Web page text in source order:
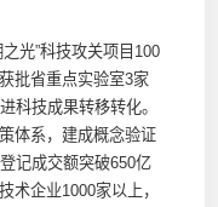
光”科技攻关项目100
批省重点实验室3家
科技成果转移转化。
体系，建成概念验证
记成交额突破650亿
术企业1000家以上，